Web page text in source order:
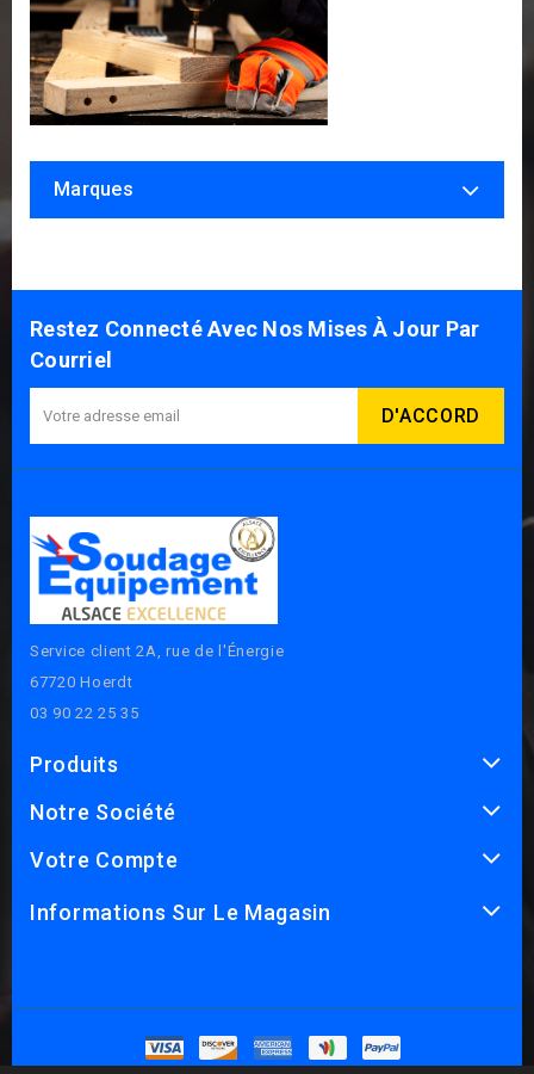
Marques
Restez Connecté Avec Nos Mises À Jour Par
Courriel
Service client 2A, rue de l'Énergie
67720 Hoerdt
03 90 22 25 35
Produits
Notre Société
Votre Compte
Informations Sur Le Magasin